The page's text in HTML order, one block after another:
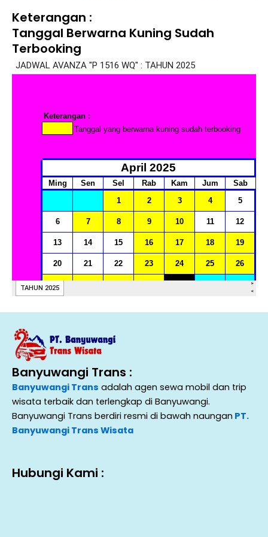
Keterangan :
Tanggal Berwarna Kuning Sudah
Terbooking
Banyuwangi Trans :
Banyuwangi Trans adalah agen sewa mobil dan trip
wisata terbaik dan terlengkap di Banyuwangi.
Banyuwangi Trans berdiri resmi di bawah naungan PT.
Banyuwangi Trans Wisata
Hubungi Kami :